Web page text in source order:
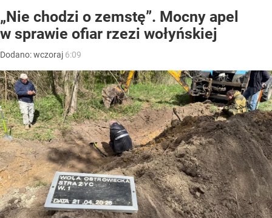
„Nie chodzi o zemstę”. Mocny apel
w sprawie ofiar rzezi wołyńskiej
Dodano:wczoraj 6:09